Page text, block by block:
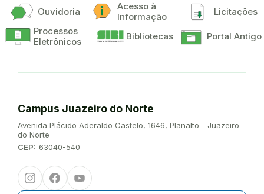
Ouvidoria
Acesso à
Informação
Licitações
Processos
Eletrônicos
Bibliotecas Portal Antigo
Campus Juazeiro do Norte
Endereço:
Avenida Plácido Aderaldo Castelo, 1646, Planalto - Juazeiro
do Norte
CEP: 63040-540
InstagramFacebookYoutube